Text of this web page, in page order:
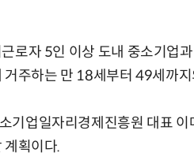
로자 5인 이상 도내 중소기업
거주하는 만 18세부터 49세까
기업일자리경제진흥원 대표
계획이다.